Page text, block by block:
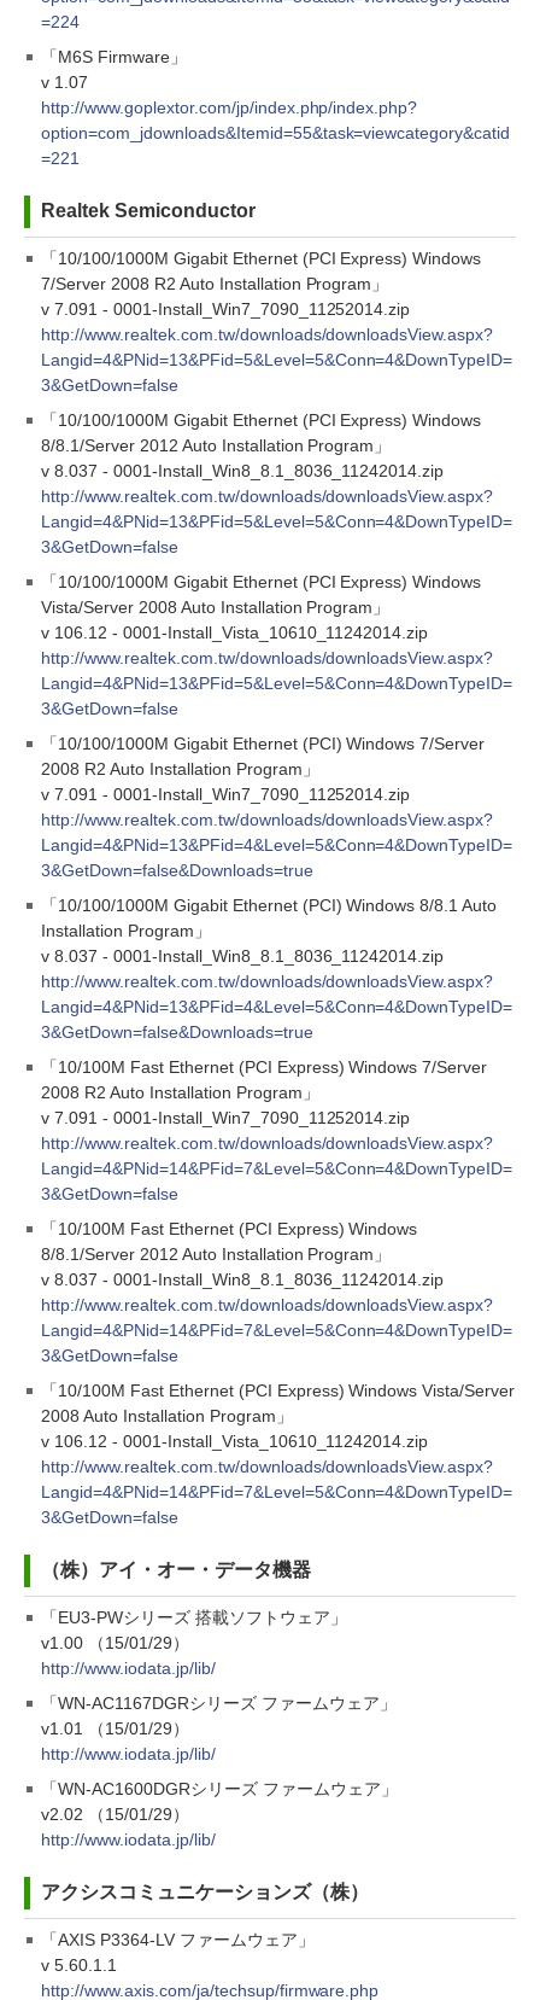
=224
「M6S Firmware」
v 1.07
http://www.goplextor.com/jp/index.php/index.php?
option=com_jdownloads&Itemid=55&task=viewcategory&catid
=221
Realtek Semiconductor
「10/100/1000M Gigabit Ethernet (PCI Express) Windows
7/Server 2008 R2 Auto Installation Program」
v 7.091 - 0001-Install_Win7_7090_11252014.zip
http://www.realtek.com.tw/downloads/downloadsView.aspx?
Langid=4&PNid=13&PFid=5&Level=5&Conn=4&DownTypeID=
3&GetDown=false
「10/100/1000M Gigabit Ethernet (PCI Express) Windows
8/8.1/Server 2012 Auto Installation Program」
v 8.037 - 0001-Install_Win8_8.1_8036_11242014.zip
http://www.realtek.com.tw/downloads/downloadsView.aspx?
Langid=4&PNid=13&PFid=5&Level=5&Conn=4&DownTypeID=
3&GetDown=false
「10/100/1000M Gigabit Ethernet (PCI Express) Windows
Vista/Server 2008 Auto Installation Program」
v 106.12 - 0001-Install_Vista_10610_11242014.zip
http://www.realtek.com.tw/downloads/downloadsView.aspx?
Langid=4&PNid=13&PFid=5&Level=5&Conn=4&DownTypeID=
3&GetDown=false
「10/100/1000M Gigabit Ethernet (PCI) Windows 7/Server
2008 R2 Auto Installation Program」
v 7.091 - 0001-Install_Win7_7090_11252014.zip
http://www.realtek.com.tw/downloads/downloadsView.aspx?
Langid=4&PNid=13&PFid=4&Level=5&Conn=4&DownTypeID=
3&GetDown=false&Downloads=true
「10/100/1000M Gigabit Ethernet (PCI) Windows 8/8.1 Auto
Installation Program」
v 8.037 - 0001-Install_Win8_8.1_8036_11242014.zip
http://www.realtek.com.tw/downloads/downloadsView.aspx?
Langid=4&PNid=13&PFid=4&Level=5&Conn=4&DownTypeID=
3&GetDown=false&Downloads=true
「10/100M Fast Ethernet (PCI Express) Windows 7/Server
2008 R2 Auto Installation Program」
v 7.091 - 0001-Install_Win7_7090_11252014.zip
http://www.realtek.com.tw/downloads/downloadsView.aspx?
Langid=4&PNid=14&PFid=7&Level=5&Conn=4&DownTypeID=
3&GetDown=false
「10/100M Fast Ethernet (PCI Express) Windows
8/8.1/Server 2012 Auto Installation Program」
v 8.037 - 0001-Install_Win8_8.1_8036_11242014.zip
http://www.realtek.com.tw/downloads/downloadsView.aspx?
Langid=4&PNid=14&PFid=7&Level=5&Conn=4&DownTypeID=
3&GetDown=false
「10/100M Fast Ethernet (PCI Express) Windows Vista/Server
2008 Auto Installation Program」
v 106.12 - 0001-Install_Vista_10610_11242014.zip
http://www.realtek.com.tw/downloads/downloadsView.aspx?
Langid=4&PNid=14&PFid=7&Level=5&Conn=4&DownTypeID=
3&GetDown=false
（株）アイ・オー・データ機器
「EU3-PWシリーズ 搭載ソフトウェア」
v1.00 （15/01/29）
http://www.iodata.jp/lib/
「WN-AC1167DGRシリーズ ファームウェア」
v1.01 （15/01/29）
http://www.iodata.jp/lib/
「WN-AC1600DGRシリーズ ファームウェア」
v2.02 （15/01/29）
http://www.iodata.jp/lib/
アクシスコミュニケーションズ（株）
「AXIS P3364-LV ファームウェア」
v 5.60.1.1
http://www.axis.com/ja/techsup/firmware.php